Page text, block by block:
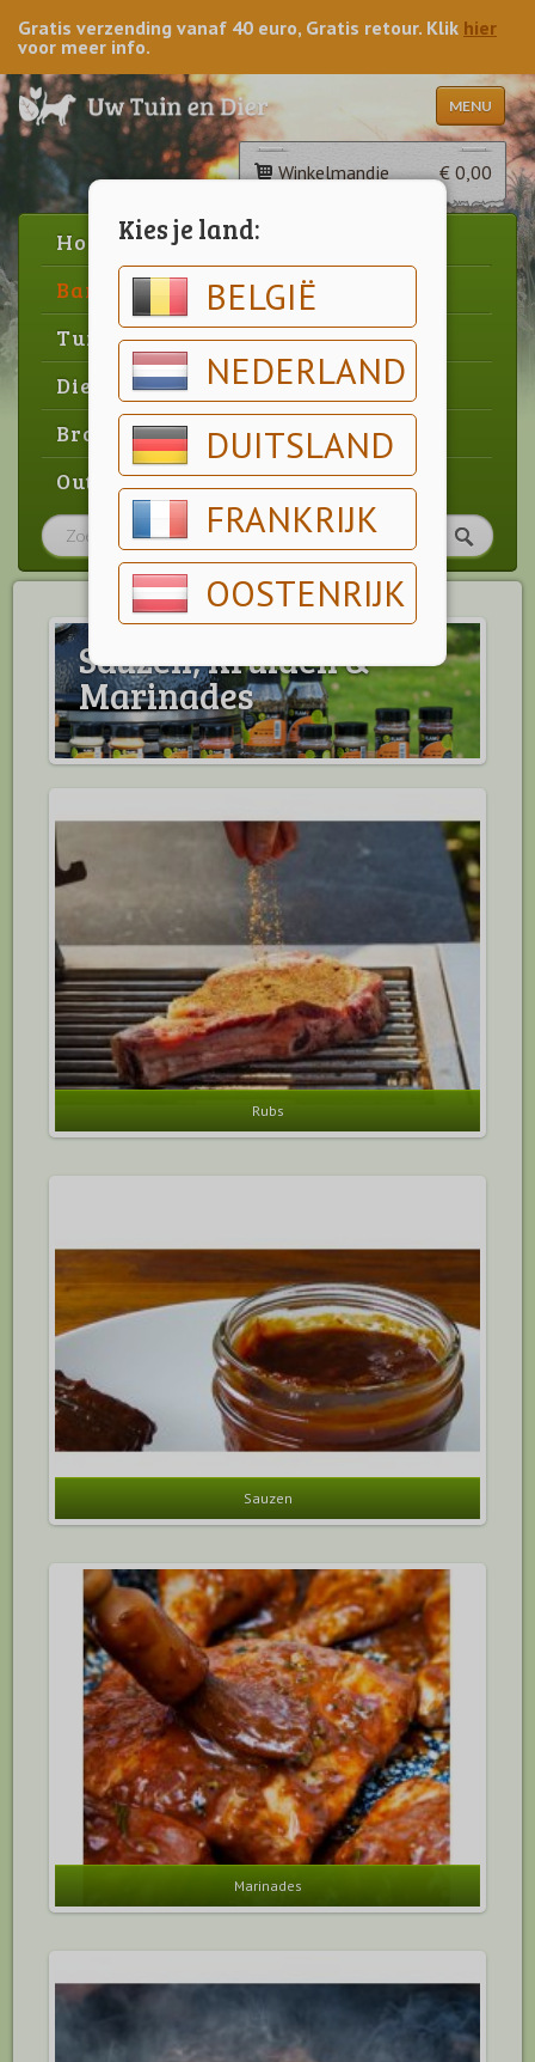
Kies je land:
BELGIË
NEDERLAND
DUITSLAND
FRANKRIJK
OOSTENRIJK
Gratis verzending vanaf 40 euro, Gratis retour. Klik hier
voor meer info.
MENU
Winkelmandje € 0,00
Home
Barbecue
Tuin
Dier
Brood & gebak
Outlet
Sauzen, Kruiden &
Marinades
Rubs
Sauzen
Marinades